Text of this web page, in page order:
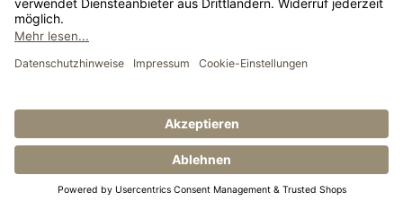
gedeckte Farben
Farbkontraste zwischen Hell und Dunkel verleihen